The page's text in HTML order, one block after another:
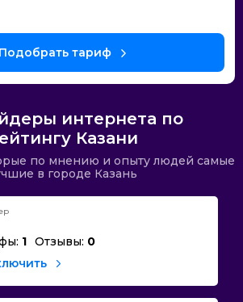
интернета по
Казани
по мнению и опыту людей самые
в городе Казань
1 Отзывы: 0